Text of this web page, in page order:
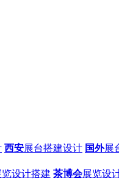
西安展台搭建设计 国外展
览设计搭建 茶博会展览设